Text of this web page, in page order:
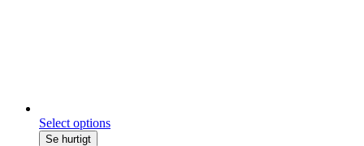
Select options
Se hurtigt